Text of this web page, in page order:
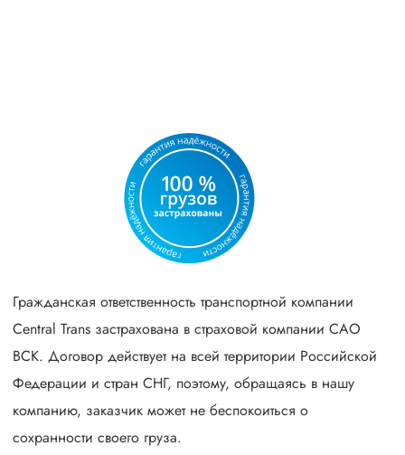
Гражданская ответственность транспортной компании
Central Trans застрахована в страховой компании САО
ВСК. Договор действует на всей территории Российской
Федерации и стран СНГ, поэтому, обращаясь в нашу
компанию, заказчик может не беспокоиться о
сохранности своего груза.